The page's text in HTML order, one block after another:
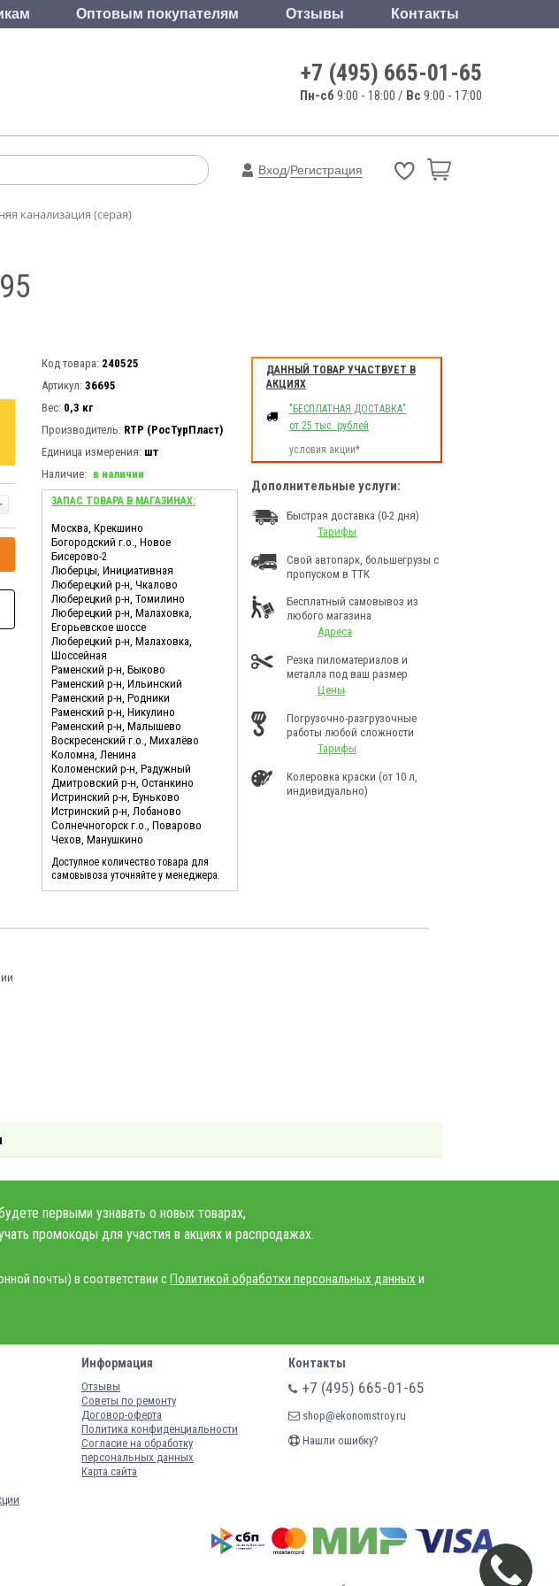
Оптовым покупателям Отзывы Контакты
+7 (495) 665-01-65
Пн-сб 9:00 - 18:00 / Вс 9:00 - 17:00
Вход/Регистрация
канализация (серая)
Код товара: 240525
Артикул: 36695
Вес: 0,3 кг
Производитель: RTP (РосТурПласт)
Единица измерения: шт
Наличие: в наличии
ЗАПАС ТОВАРА В МАГАЗИНАХ:
Москва, Крекшино
Богородский г.о., Новое
Бисерово-2
Люберцы, Инициативная
Люберецкий р-н, Чкалово
Люберецкий р-н, Томилино
Люберецкий р-н, Малаховка,
Егорьевское шоссе
Люберецкий р-н, Малаховка,
Шоссейная
Раменский р-н, Быково
Раменский р-н, Ильинский
Раменский р-н, Родники
Раменский р-н, Никулино
Раменский р-н, Малышево
Воскресенский г.о., Михалёво
Коломна, Ленина
Коломенский р-н, Радужный
Дмитровский р-н, Останкино
Истринский р-н, Буньково
Истринский р-н, Лобаново
Солнечногорск г.о., Поварово
Чехов, Манушкино
Доступное количество товара для
самовывоза уточняйте у менеджера.
ДАННЫЙ ТОВАР УЧАСТВУЕТ В
АКЦИЯХ
"БЕСПЛАТНАЯ ДОСТАВКА"
от 25 тыс. рублей
условия акции*
Дополнительные услуги:
Быстрая доставка (0-2 дня)
Тарифы
Свой автопарк, большегрузы с
пропуском в ТТК
Бесплатный самовывоз из
любого магазина
Адреса
Резка пиломатериалов и
металла под ваш размер
Цены
Погрузочно-разгрузочные
работы любой сложности
Тарифы
Колеровка краски (от 10 л,
индивидуально)
первыми узнавать о новых товарах,
промокоды для участия в акциях и распродажах.
почты) в соответствии сПолитикой обработки персональных данных и
Информация
Отзывы
Советы по ремонту
Договор-оферта
Политика конфиденциальности
Согласие на обработку
персональных данных
Карта сайта
Контакты
+7 (495) 665-01-65
shop@ekonomstroy.ru
Нашли ошибку?